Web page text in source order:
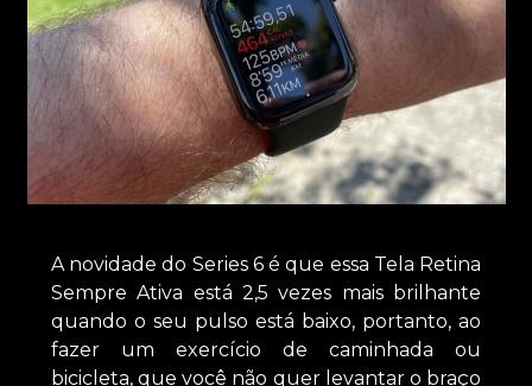
A novidade do Series 6 é que essa Tela Retina
Sempre Ativa está 2,5 vezes mais brilhante
quando o seu pulso está baixo, portanto, ao
fazer um exercício de caminhada ou
bicicleta, que você não quer levantar o braço